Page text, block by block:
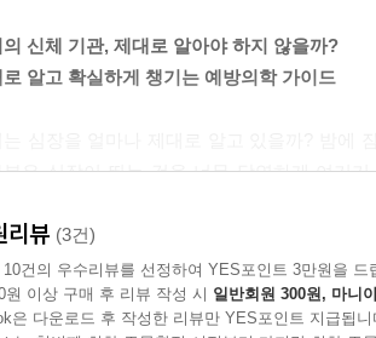
약물 없이도 혈압을 조절할 수 있는 경우가
위험이 증가할 수 있으며, 반대로 혈압이 조
「심장병으로 죽지 않고 심장병과 함께 살아가
의 신체 기관, 제대로 알아야 하지 않을까?
알고 확실하게 챙기는 예방의학 가이드
분은 심장이 뛰는 것을 너무 당연하게 여기
사망 원인이기도 해서 65세 이전에 발생하
면 누구나 10년 더 젊고 건강한 심장을 유지
디 사이언스: 심장』은 우리가 죽기 전까지
하는 것이 아니라 그보다 앞서 심혈관계 질
리뷰 (3건)
10건의 우수리뷰를 선정하여 YES포인트 3만원을 드
원 이상 구매 후 리뷰 작성 시 일반회원 300원, 마니
은 다운로드 후 작성한 리뷰만 YES포인트 지급됩니